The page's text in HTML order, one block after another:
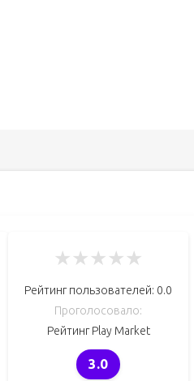
★★★★★
Рейтинг пользователей: 0.0
Проголосовало:
Рейтинг Play Market
3.0